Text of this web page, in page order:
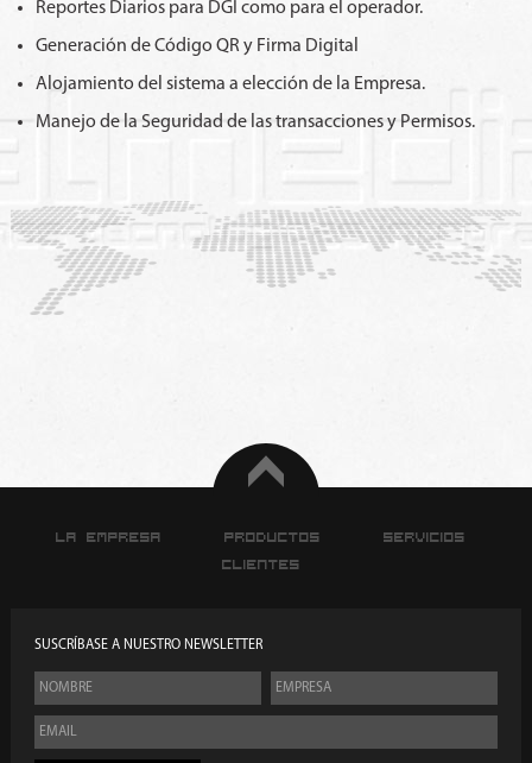
Reportes Diarios para DGI como para el operador.
Generación de Código QR y Firma Digital
Alojamiento del sistema a elección de la Empresa.
Manejo de la Seguridad de las transacciones y Permisos.
La Empresa Productos
Servicios
Clientes
SUSCRÍBASE A NUESTRO NEWSLETTER